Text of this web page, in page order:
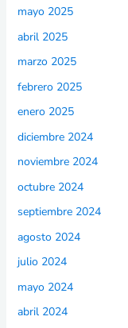
mayo 2025
abril 2025
marzo 2025
febrero 2025
enero 2025
diciembre 2024
noviembre 2024
octubre 2024
septiembre 2024
agosto 2024
julio 2024
mayo 2024
abril 2024